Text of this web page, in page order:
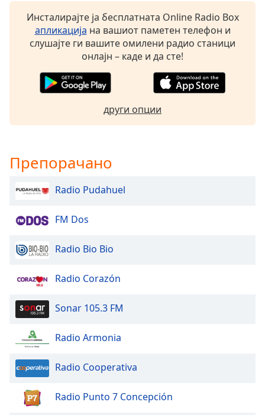
Family
dialog
Инсталирајте ја бесплатната Online Radio Box
апликација на вашиот паметен телефон и
слушајте ги вашите омилени радио станици
онлајн – каде и да сте!
други опции
Препорачано
Radio Pudahuel
FM Dos
Radio Bio Bio
Radio Corazón
Sonar 105.3 FM
Radio Armonia
Radio Cooperativa
Radio Punto 7 Concepción